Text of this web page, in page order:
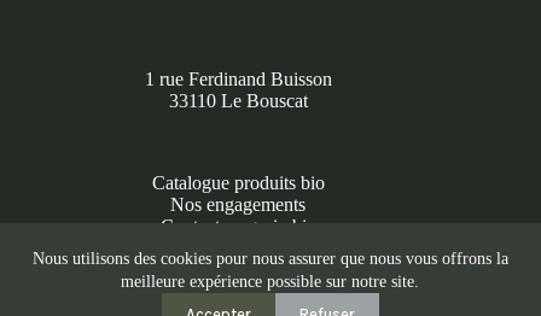
Nous utilisons des cookies pour nous assurer que nous vous offrons la
meilleure expérience possible sur notre site.
1 rue Ferdinand Buisson
33110 Le Bouscat
Catalogue produits bio
Nos engagements
Contact magasin bio
Produits bio Bordeaux
Copyright © 2026 - Le Marché des Délices Bio